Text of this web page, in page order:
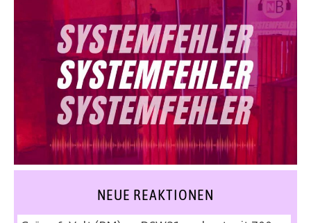
NEUE REAKTIONEN